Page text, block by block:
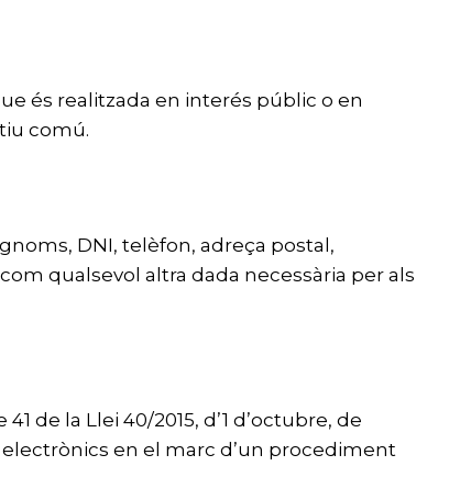
és realitzada en interés públic o en
comú.
DNI, telèfon, adreça postal,
qualsevol altra dada necessària per als
de la Llei 40/2015, d’1 d’octubre, de
en el marc d’un procediment